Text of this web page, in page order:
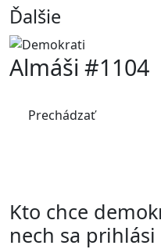
Ďalšie
Prechádzať
Almáši #1104
Kto chce
nech sa prihlási